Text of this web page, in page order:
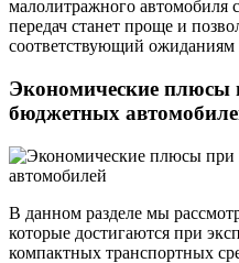
малолитражного автомобиля
передач станет проще и
соответствующий ожиданиям
Экономические плюсы
бюджетных
В данном разделе мы
которые достигаются при
компактных транспортных